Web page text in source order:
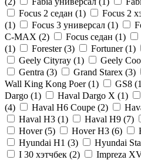
Focus 2 седан (1) Focus 2
(1) Focus 3 универсал (1)
C-MAX (2) Focus седан (1)
(1) Forester (3) Fortuner (1)
Geely Cityray (1) Geely
Gentra (3) Grand Starex (3)
Wall King Kong Poer (1) GS8 (1
Dargo (1) Haval Dargo Х (1)
(4) Haval H6 Coupe (2)
Haval Н3 (1) Haval Н9 (7)
Hover (5) Hover H3 (6)
Hyundai H1 (3) Hyundai
I 30 хэтчбек (2) Impreza